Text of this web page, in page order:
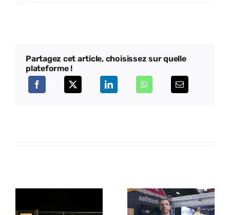
Partagez cet article, choisissez sur quelle
plateforme !